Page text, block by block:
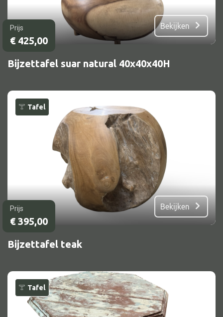
Prijs
€425,00
Bekijken
Bijzettafel suar natural 40x40x40H
Tafel
Prijs
€395,00
Bekijken
Bijzettafel teak
Tafel